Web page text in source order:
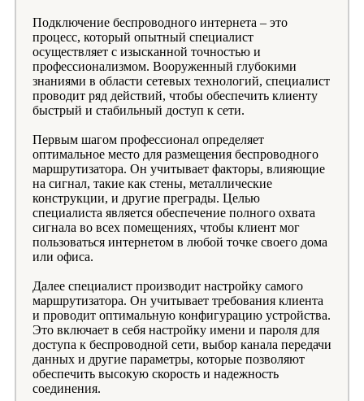
Подключение беспроводного интернета – это
процесс, который опытный специалист
осуществляет с изысканной точностью и
профессионализмом. Вооруженный глубокими
знаниями в области сетевых технологий, специалист
проводит ряд действий, чтобы обеспечить клиенту
быстрый и стабильный доступ к сети.
Первым шагом профессионал определяет
оптимальное место для размещения беспроводного
маршрутизатора. Он учитывает факторы, влияющие
на сигнал, такие как стены, металлические
конструкции, и другие преграды. Целью
специалиста является обеспечение полного охвата
сигнала во всех помещениях, чтобы клиент мог
пользоваться интернетом в любой точке своего дома
или офиса.
Далее специалист производит настройку самого
маршрутизатора. Он учитывает требования клиента
и проводит оптимальную конфигурацию устройства.
Это включает в себя настройку имени и пароля для
доступа к беспроводной сети, выбор канала передачи
данных и другие параметры, которые позволяют
обеспечить высокую скорость и надежность
соединения.